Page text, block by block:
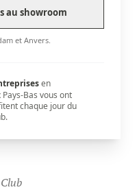
au showroom
et Anvers.
en
Bas vous ont
chaque jour du